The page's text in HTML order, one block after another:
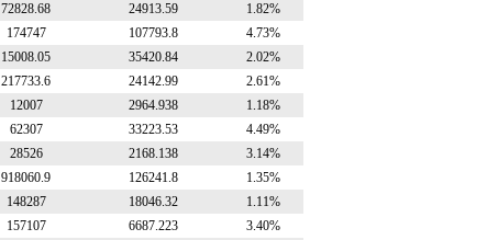
72828.68 24913.59
1.82%
174747 107793.8
4.73%
15008.05 35420.84
2.02%
217733.6 24142.99
2.61%
12007 2964.938
1.18%
62307 33223.53
4.49%
28526 2168.138
3.14%
918060.9 126241.8
1.35%
148287 18046.32
1.11%
157107 6687.223 3.40%